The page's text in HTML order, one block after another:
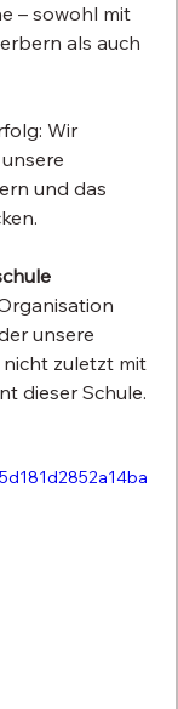
– sowohl mit
als auch
Wir
und das
unsere
zuletzt mit
dieser Schule.